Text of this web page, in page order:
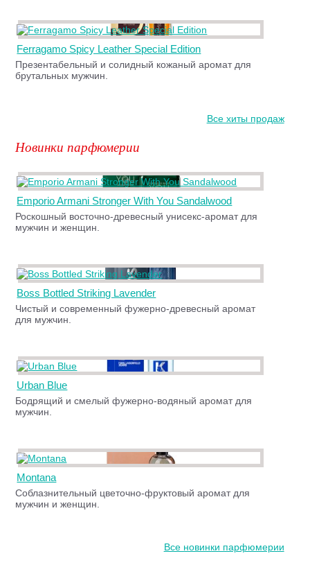
Ferragamo Spicy Leather Special Edition
Презентабельный и солидный кожаный аромат для
брутальных мужчин.
Все хиты продаж
Новинки парфюмерии
Emporio Armani Stronger With You Sandalwood
Роскошный восточно-древесный унисекс-аромат для
мужчин и женщин.
Boss Bottled Striking Lavender
Чистый и современный фужерно-древесный аромат
для мужчин.
Urban Blue
Бодрящий и смелый фужерно-водяный аромат для
мужчин.
Montana
Соблазнительный цветочно-фруктовый аромат для
мужчин и женщин.
Все новинки парфюмерии